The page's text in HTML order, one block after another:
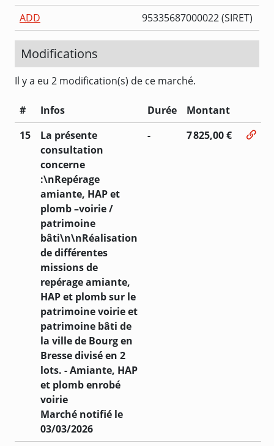
ADD
95335687000022 (SIRET)
Modifications
Il y a eu 2 modification(s) de ce marché.
# Infos Durée
Montant
15
La présente
consultation
concerne
:\nRepérage
amiante, HAP et
plomb –voirie /
patrimoine
bâti\n\nRéalisation
de différentes
missions de
repérage amiante,
HAP et plomb sur le
patrimoine voirie et
patrimoine bâti de
la ville de Bourg en
Bresse divisé en 2
lots. - Amiante, HAP
et plomb enrobé
voirie
Marché notifié le
03/03/2026
- 7 825,00 €